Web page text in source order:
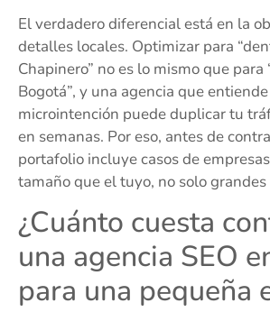
El verdadero diferencial está en la
detalles locales. Optimizar para
Chapinero” no es lo mismo que para
Bogotá”, y una agencia que
microintención puede duplicar tu
en semanas. Por eso, antes de
portafolio incluye casos de
tamaño que el tuyo, no solo grandes
¿Cuánto cuesta
una agencia SEO
para una pequeña